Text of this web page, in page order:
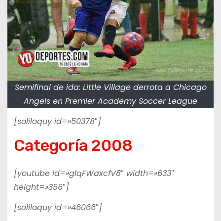
Semifinal de ida: Little Village derrota a Chicago
Angels en Premier Academy Soccer League
[soliloquy id=»50378″]
Categoría 2008
[youtube id=»glqFWaxcfV8″ width=»633″
height=»356″]
[soliloquy id=»46066″]